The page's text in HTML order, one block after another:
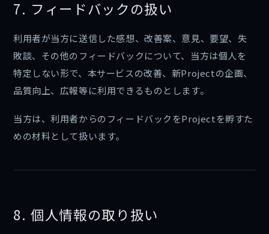
7. フィードバックの扱い
利用者が当方に送信した感想、改善案、意見、要望、失
敗談、その他のフィードバックについて、当方は個人を
特定しない形で、本サービスの改善、新Projectの企画、
品質向上、広報等に利用できるものとします。
当方は、利用者からのフィードバックをProjectを孵すた
めの材料として扱います。
8. 個人情報の取り扱い